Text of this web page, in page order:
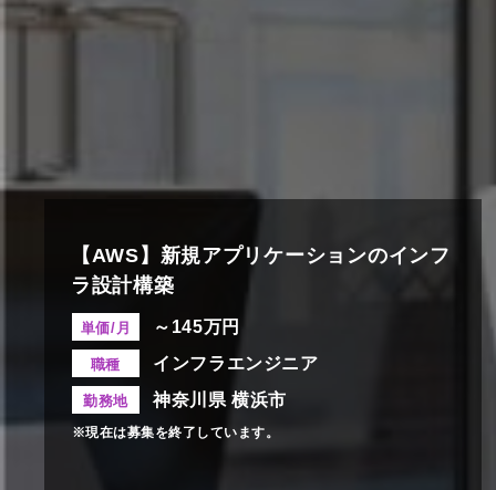
【AWS】新規アプリケーションのインフ
ラ設計構築
単価/月 ～145万円
職種 インフラエンジニア
勤務地 神奈川県 横浜市
※現在は募集を終了しています。